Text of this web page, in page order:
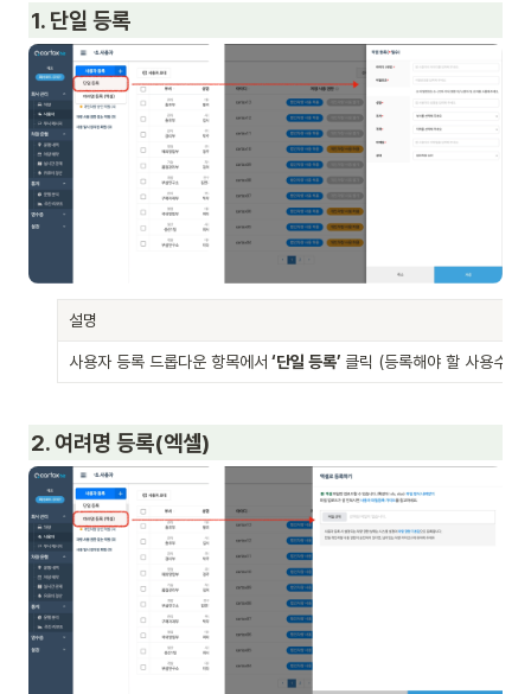
1. 단일 등록
설명
사용자 등록 드롭다운 항목에서 ‘단일 등록’ 클릭 (등록해야 할 사용수가
2. 여려명 등록(엑셀)